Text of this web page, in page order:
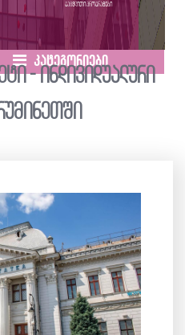
გაცვლითი პროგრამები
კატეგორიები
- ინდივიდუალური